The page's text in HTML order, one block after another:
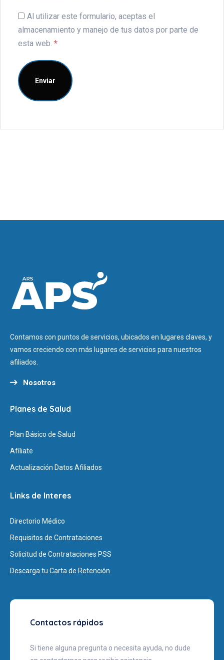
Al utilizar este formulario, aceptas el
almacenamiento y manejo de tus datos por parte de
esta web. *
Contamos con puntos de servicios, ubicados en lugares claves, y
vamos creciendo con más lugares de servicios para nuestros
afiliados.
Nosotros
Planes de Salud
Plan Básico de Salud
Afíliate
Actualización Datos Afiliados
Links de Interes
Directorio Médico
Requisitos de Contrataciones
Solicitud de Contrataciones PSS
Descarga tu Carta de Retención
Contactos rápidos
Si tiene alguna pregunta o necesita ayuda, no dude